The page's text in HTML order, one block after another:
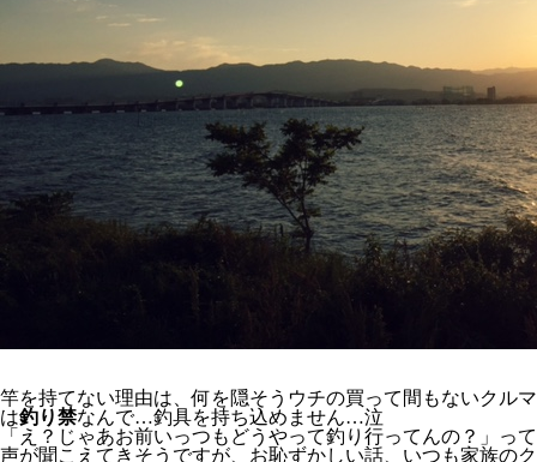
竿を持てない理由は、何を隠そうウチの買って間もないクルマ
は釣り禁なんで…釣具を持ち込めません…泣
「え？じゃあお前いっつもどうやって釣り行ってんの？」って
声が聞こえてきそうですが、お恥ずかしい話、いつも家族のク